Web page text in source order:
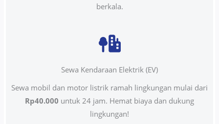
berkala.
Sewa Kendaraan Elektrik (EV)
Sewa mobil dan motor listrik ramah lingkungan mulai dari
Rp40.000 untuk 24 jam. Hemat biaya dan dukung
lingkungan!